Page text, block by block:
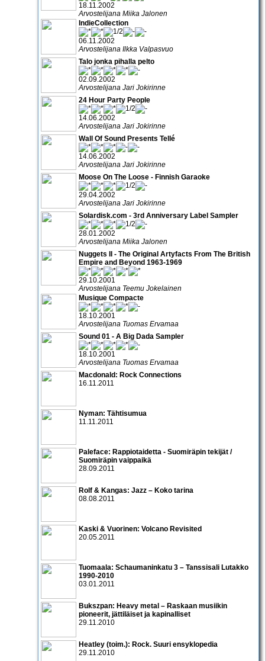
18.11.2002
Arvostelijana Miika Jalonen
IndieCollection
06.11.2002
Arvostelijana Ilkka Valpasvuo
Talo jonka pihalla pelto
02.09.2002
Arvostelijana Jari Jokirinne
24 Hour Party People
14.06.2002
Arvostelijana Jari Jokirinne
Wall Of Sound Presents Tellé
14.06.2002
Arvostelijana Jari Jokirinne
Moose On The Loose - Finnish Garaoke
29.04.2002
Arvostelijana Jari Jokirinne
Solardisk.com - 3rd Anniversary Label Sampler
28.01.2002
Arvostelijana Miika Jalonen
Nuggets II - The Original Artyfacts From The British
Empire and Beyond 1963-1969
29.10.2001
Arvostelijana Teemu Jokelainen
Musique Compacte
18.10.2001
Arvostelijana Tuomas Ervamaa
Sound 01 - A Big Dada Sampler
18.10.2001
Arvostelijana Tuomas Ervamaa
Macdonald: Rock Connections
16.11.2011
Nyman: Tähtisumua
11.11.2011
Paleface: Rappiotaidetta - Suomiräpin tekijät /
Suomiräpin vaippaikä
28.09.2011
Rolf & Kangas: Jazz – Koko tarina
08.08.2011
Kaski & Vuorinen: Volcano Revisited
20.05.2011
Tuomaala: Schaumaninkatu 3 – Tanssisali Lutakko
1990­-2010
03.01.2011
Bukszpan: Heavy metal – Raskaan musiikin
pioneerit, jättiläiset ja kapinalliset
29.11.2010
Heatley (toim.): Rock. Suuri ensyklopedia
29.11.2010